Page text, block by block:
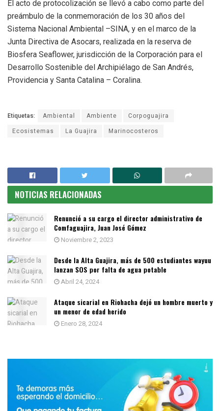
El acto de protocolización se llevó a cabo como parte del
preámbulo de la conmemoración de los 30 años del
Sistema Nacional Ambiental –SINA, y en el marco de la
Junta Directiva de Asocars, realizada en la reserva de
Biosfera Seaflower, jurisdicción de la Corporación para el
Desarrollo Sostenible del Archipiélago de San Andrés,
Providencia y Santa Catalina – Coralina.
Etiquetas: Ambiental Ambiente
Corpoguajira
Ecosistemas
La Guajira Marinocosteros
NOTICIAS RELACIONADAS
Renunció a su cargo el director administrativo de
Comfaguajira, Juan José Gómez
Noviembre 2, 2023
Desde la Alta Guajira, más de 500 estudiantes wayuu
lanzan SOS por falta de agua potable
Abril 24, 2024
Ataque sicarial en Riohacha dejó un hombre muerto y
un menor de edad herido
Enero 28, 2024